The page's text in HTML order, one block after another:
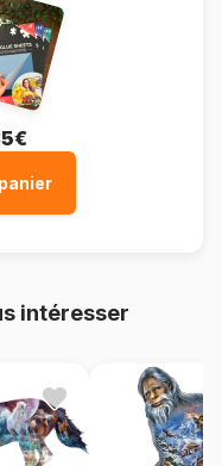
intéresser